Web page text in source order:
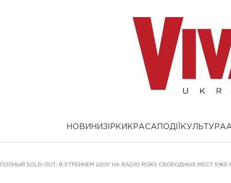
НОВИНИ ЗІРКИ КРАСА ПОДІЇ КУЛЬТУРА
ПОЛНЫЙ SOLD-OUT: В УТРЕННЕМ ШОУ НА RADIO ROKS СВОБОДНЫХ МЕСТ УЖЕ